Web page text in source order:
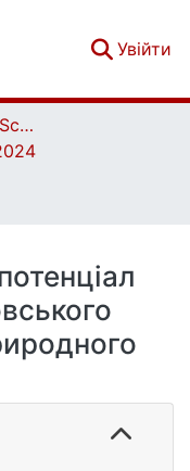
Увійти
Наукова періодика | Scientific periodicals